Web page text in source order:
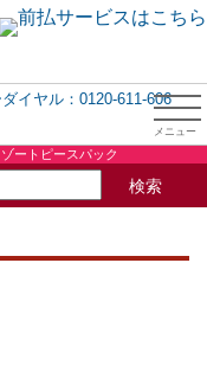
ートピースパック